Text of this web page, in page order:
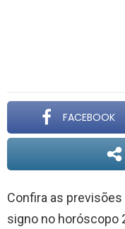
FACEBOOK
Confira as
signo no horóscopo